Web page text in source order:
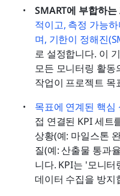
SMART에 부합하
적이고, 측정 가능
며, 기한이 정해진
로 설정합니다. 이
모든 모니터링 활동
작업이 프로젝트 목
목표에 연계된 핵심
접 연결된 KPI 세트
상황(예: 마일스톤
질(예: 산출물 통과
니다. KPI는 '모니
데이터 수집을 방지